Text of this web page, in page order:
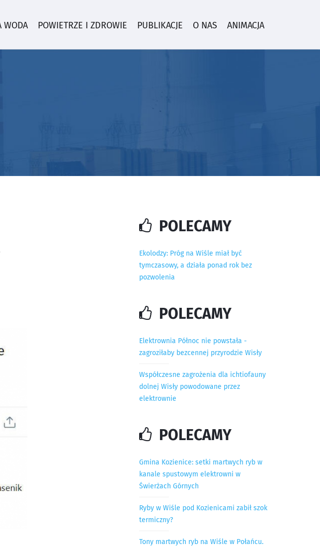
WODA POWIETRZE I ZDROWIE PUBLIKACJE O NAS ANIMACJA
POLECAMY
Ekolodzy: Próg na Wiśle miał być
tymczasowy, a działa ponad rok bez
pozwolenia
POLECAMY
Elektrownia Północ nie powstała -
zagroziłaby bezcennej przyrodzie Wisły
Współczesne zagrożenia dla ichtiofauny
dolnej Wisły powodowane przez
elektrownie
POLECAMY
Gmina Kozienice: setki martwych ryb w
kanale spustowym elektrowni w
Świerżach Górnych
Ryby w Wiśle pod Kozienicami zabił szok
termiczny?
Tony martwych ryb na Wiśle w Połańcu.